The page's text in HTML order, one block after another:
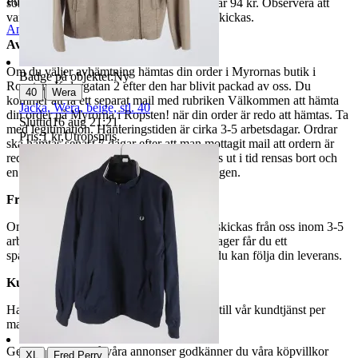
som avslutas samma dag. Samfraktspriset är 94 kr. Observera att
varor märkta endast avhämtning inte kan skickas.
Avhämtning
Om du väljer avhämtning hämtas din order i Myrornas butik i
Ropsten, Kolargatan 2 efter den har blivit packad av oss. Du
kommer att få ett separat mail med rubriken Välkommen att hämta
din order på Myrorna i Ropsten! när din order är redo att hämtas. Ta
med legitimation. Hanteringstiden är cirka 3-5 arbetsdagar. Ordrar
ska hämtas senast 7 dagar efter att man mottagit mail att ordern är
redo för avhämtning. Ordrar som ej hämtas ut i tid rensas bort och
en avgift på 84 kr dras av från återbetalningen.
Frakt
Om du har valt frakt kommer din vara att skickas från oss inom 3-5
arbetsdagar. När din vara har lämnat vårt lager får du ett
spårningsnummer av DSV inom kort där du kan följa din leverans.
Kundservice
Har du frågor eller funderingar hör av dig till vår kundtjänst per
mail:
webbshop@myrorna.se .
Genom att buda på våra annonser godkänner du våra köpvillkor
Anmäl Sälj liknande
Badge på objektet:Ny
40 | Wera
Jacka, Wera, beige, stl. 40
Sluttid16 aug 21:21.
Pris:1 kr,Utropspris.
XL | Fred Perry